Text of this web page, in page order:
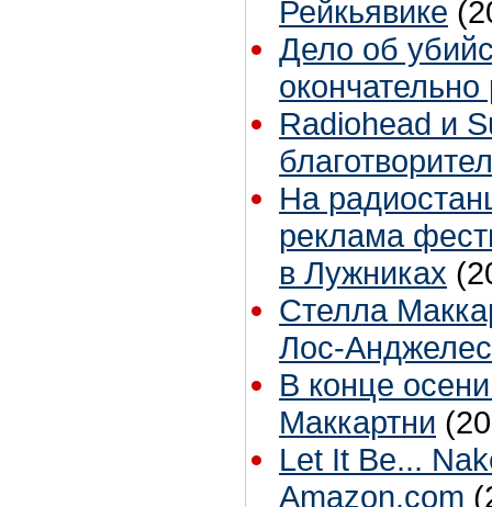
Рейкьявике
Дело об
Radiohead и
На
реклама
в Лужниках
Стелла
Лос-
В конце
Маккартни
Let It Be...
Amazon.com